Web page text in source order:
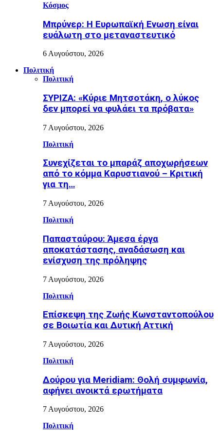
Κόσμος
Μπρύνερ: Η Ευρωπαϊκή Ενωση είναι
ευάλωτη στο μεταναστευτικό
6 Αυγούστου, 2026
Πολιτική
Πολιτική
ΣΥΡΙΖΑ: «Κύριε Μητσοτάκη, ο λύκος
δεν μπορεί να φυλάει τα πρόβατα»
7 Αυγούστου, 2026
Πολιτική
Συνεχίζεται το μπαράζ αποχωρήσεων
από το κόμμα Καρυστιανού – Κριτική
για τη…
7 Αυγούστου, 2026
Πολιτική
Παπασταύρου: Άμεσα έργα
αποκατάστασης, αναδάσωση και
ενίσχυση της πρόληψης
7 Αυγούστου, 2026
Πολιτική
Επίσκεψη της Ζωής Κωνσταντοπούλου
σε Βοιωτία και Δυτική Αττική
7 Αυγούστου, 2026
Πολιτική
Δούρου για Meridiam: Θολή συμφωνία,
αφήνει ανοικτά ερωτήματα
7 Αυγούστου, 2026
Πολιτική